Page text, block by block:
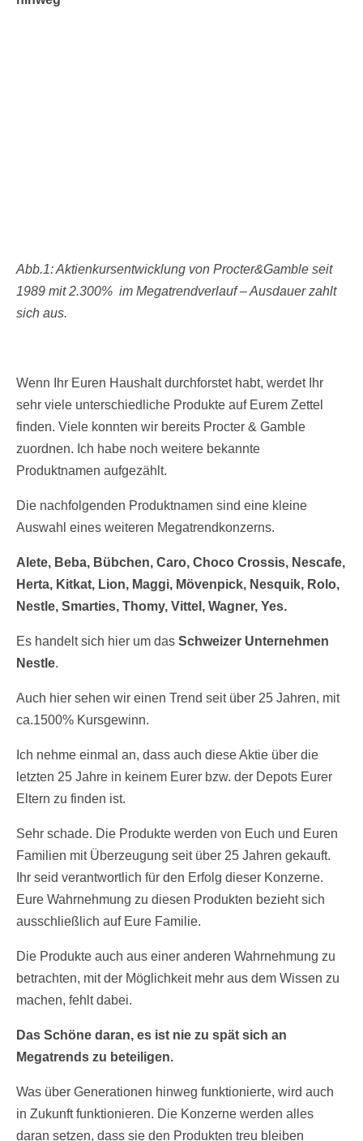
Abb.1: Aktienkursentwicklung von Procter&Gamble seit
1989 mit 2.300% im Megatrendverlauf – Ausdauer zahlt
sich aus.
Wenn Ihr Euren Haushalt durchforstet habt, werdet Ihr
sehr viele unterschiedliche Produkte auf Eurem Zettel
finden. Viele konnten wir bereits Procter & Gamble
zuordnen. Ich habe noch weitere bekannte
Produktnamen aufgezählt.
Die nachfolgenden Produktnamen sind eine kleine
Auswahl eines weiteren Megatrendkonzerns.
Alete, Beba, Bübchen, Caro, Choco Crossis, Nescafe,
Herta, Kitkat, Lion, Maggi, Mövenpick, Nesquik, Rolo,
Nestle, Smarties, Thomy, Vittel, Wagner, Yes.
Es handelt sich hier um das Schweizer Unternehmen
Nestle.
Auch hier sehen wir einen Trend seit über 25 Jahren, mit
ca.1500% Kursgewinn.
Ich nehme einmal an, dass auch diese Aktie über die
letzten 25 Jahre in keinem Eurer bzw. der Depots Eurer
Eltern zu finden ist.
Sehr schade. Die Produkte werden von Euch und Euren
Familien mit Überzeugung seit über 25 Jahren gekauft.
Ihr seid verantwortlich für den Erfolg dieser Konzerne.
Eure Wahrnehmung zu diesen Produkten bezieht sich
ausschließlich auf Eure Familie.
Die Produkte auch aus einer anderen Wahrnehmung zu
betrachten, mit der Möglichkeit mehr aus dem Wissen zu
machen, fehlt dabei.
Das Schöne daran, es ist nie zu spät sich an
Megatrends zu beteiligen.
Was über Generationen hinweg funktionierte, wird auch
in Zukunft funktionieren. Die Konzerne werden alles
daran setzen, dass sie den Produkten treu bleiben